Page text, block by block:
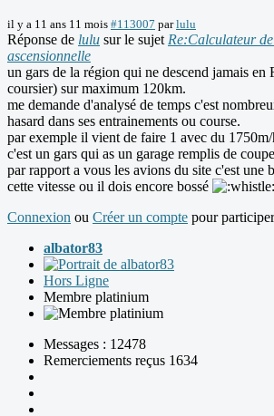
il y a 11 ans 11 mois #113007 parlulu
Réponse de lulu sur le sujet Re:Calculateur
ascensionnelle
un gars de la région qui ne descend jamais en
coursier) sur maximum 120km.
me demande d'analysé de temps c'est
hasard dans ses entrainements ou course.
par exemple il vient de faire 1 avec du
c'est un gars qui as un garage remplis de
par rapport a vous les avions du site c'est une
cette vitesse ou il dois encore bossé
Connexion ou Créer un compte pour
albator83
Hors Ligne
Membre platinium
Messages : 12478
Remerciements reçus 1634